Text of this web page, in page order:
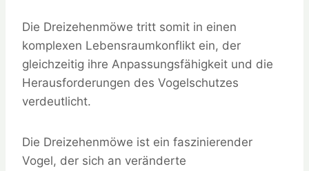
Die Dreizehenmöwe tritt somit in einen
komplexen Lebensraumkonflikt ein, der
gleichzeitig ihre Anpassungsfähigkeit und die
Herausforderungen des Vogelschutzes
verdeutlicht.
Die Dreizehenmöwe ist ein faszinierender
Vogel, der sich an veränderte